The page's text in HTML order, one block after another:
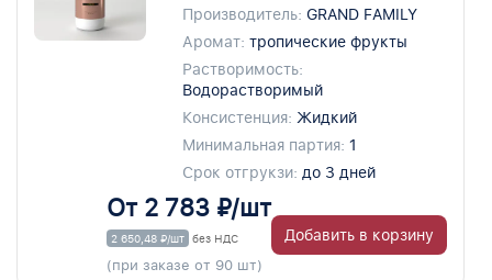
Производитель: GRAND FAMILY
Аромат: тропические фрукты
Растворимость:
Водорастворимый
Консистенция: Жидкий
Минимальная партия: 1
Срок отгрукзи: до 3 дней
От 2 783 ₽/шт
2 650,48 ₽/шт без НДС
(при заказе от 90 шт)
Добавить в корзину